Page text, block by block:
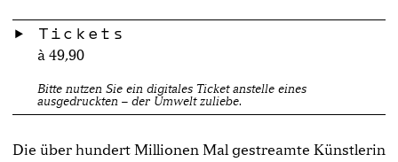
Tickets
à 49,90
Bitte nutzen Sie ein digitales Ticket anstelle eines
ausgedruckten – der Umwelt zuliebe.
Die über hundert Millionen Mal gestreamte Künstlerin